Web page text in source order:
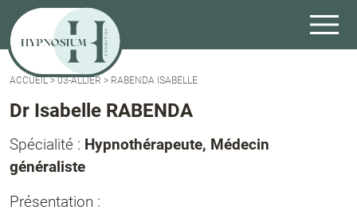
ACCUEIL>03-ALLIER > RABENDA ISABELLE
Dr Isabelle RABENDA
Spécialité : Hypnothérapeute, Médecin
généraliste
Présentation :